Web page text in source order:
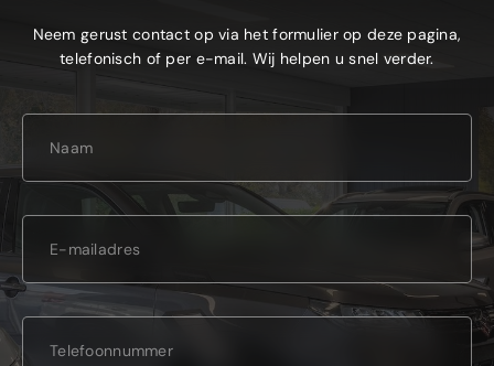
Neem gerust contact op via het formulier op deze pagina,
telefonisch of per e-mail. Wij helpen u snel verder.